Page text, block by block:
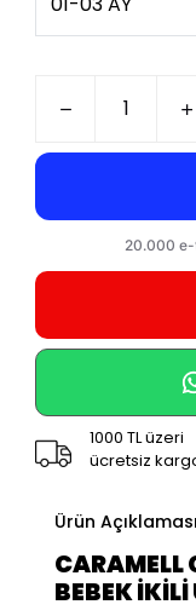
1000 TL üzeri
ücretsiz
Ürün Açıklaması
CARAMELL
BEBEK